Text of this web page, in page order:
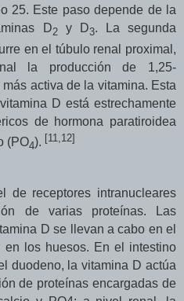
25. Este paso depende de la
D2y D3. La segunda
en el túbulo renal proximal,
la producción de 1,25-
activa de la vitamina. Esta
D está estrechamente
de hormona paratiroidea
(PO4). [11, 12]
de receptores intranucleares
de varias proteínas. Las
D se llevan a cabo en el
los huesos. En el intestino
duodeno, la vitamina D actúa
de proteínas encargadas de